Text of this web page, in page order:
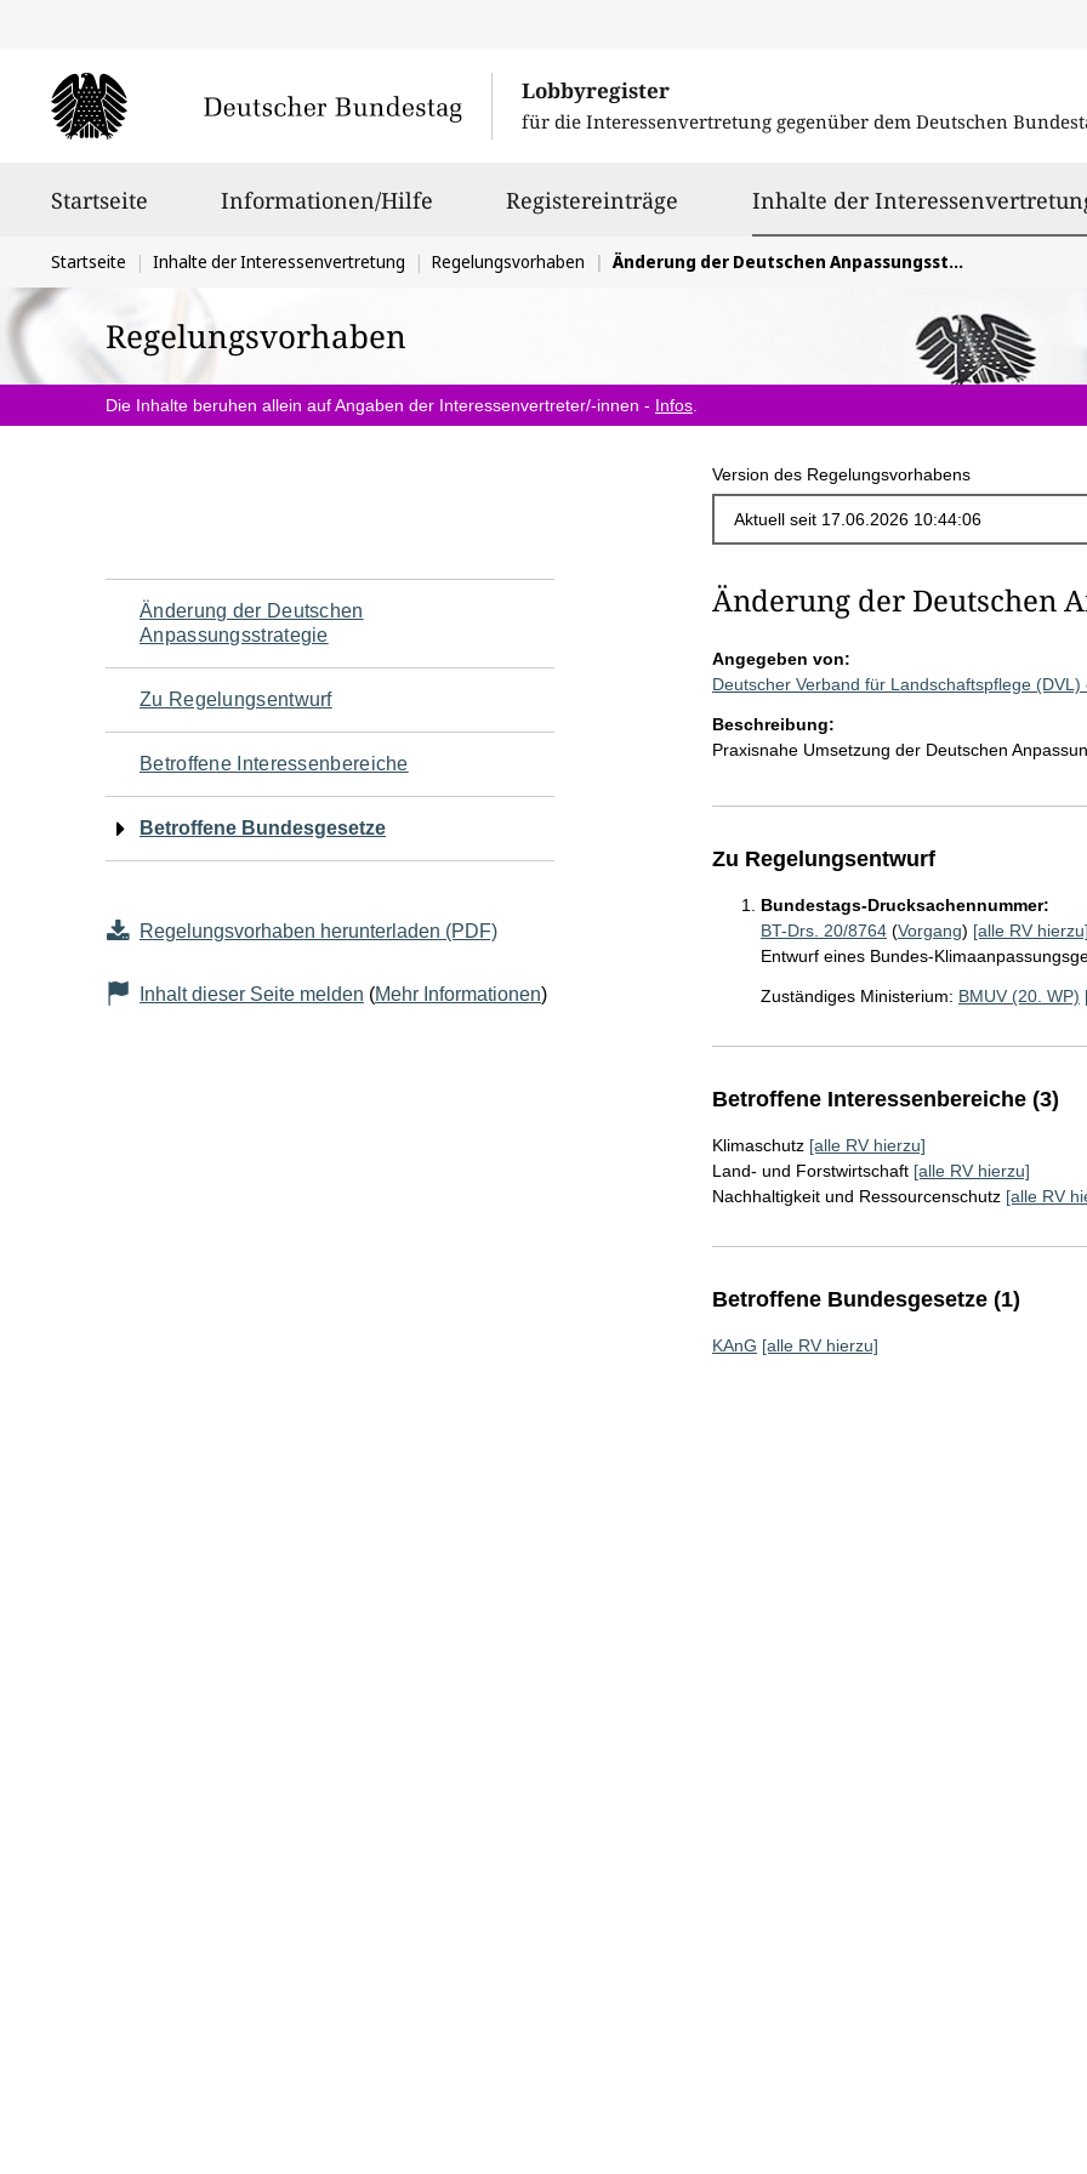
Lobbyregister
für die Interessenvertretung gegenüber dem Deutschen
Startseite Informationen/Hilfe Registereinträge Inhalte der
Sie
befinden
sich
hier:
Startseite Inhalte der Interessenvertretung Regelungsvorhaben Änderung der Deutschen Anpassungsstrategie
Regelungsvorhaben
Die Inhalte beruhen allein auf Angaben der Interessenvertreter/-innen - Infos
Version des Regelungsvorhabens
Navigation
für
den
Seiteninhalt
Änderung der Deutschen
Anpassungsstrategie
Zu Regelungsentwurf
Betroffene Interessenbereiche
Betroffene Bundesgesetze
Regelungsvorhaben herunterladen (PDF)
Inhalt dieser Seite melden (Mehr Informationen)
Änderung der Deutschen
Angegeben von:
Deutscher Verband für Landschaftspflege (DVL)
Beschreibung:
Praxisnahe Umsetzung der Deutschen
Zu Regelungsentwurf
Bundestags-Drucksachennummer:
BT-Drs. 20/8764(Vorgang) [alle RV hierzu]
Entwurf eines Bundes-
Zuständiges Ministerium: BMUV (20. WP)
Betroffene Interessenbereiche (3)
Klimaschutz [alle RV hierzu]
Land- und Forstwirtschaft [alle RV hierzu]
Nachhaltigkeit und Ressourcenschutz [alle RV
Betroffene Bundesgesetze (1)
KAnG [alle RV hierzu]